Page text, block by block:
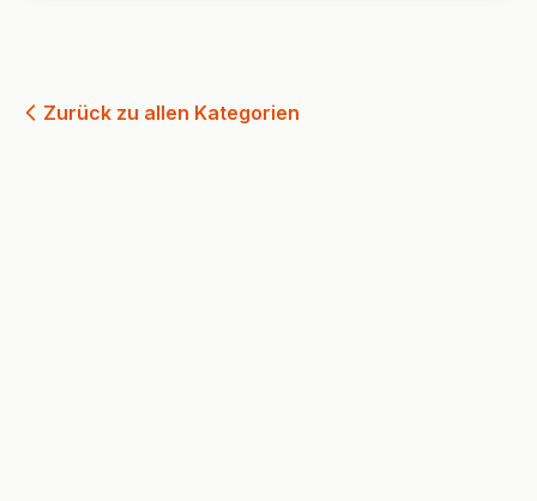
Zurück zu allen Kategorien